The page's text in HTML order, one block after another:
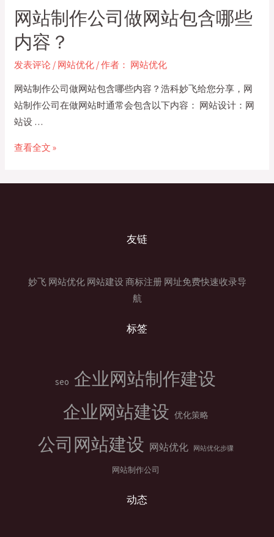
原
则
有
什
站
制
作
需
要
多
少
网站制作公司做网站包含哪些
内容？
发表评论 / 网站优化 / 作者： 网站优化
网站制作公司做网站包含哪些内容？浩科妙飞给您分享，网
站制作公司在做网站时通常会包含以下内容： 网站设计：网
站设 …
网
查看全文 »
友链
妙飞 网站优化 网站建设 商标注册 网址免费快速收录导
航
标签
seo 企业网站制作建设
企业网站建设 优化策略
公司网站建设 网站优化 网站优化步骤
网站制作公司
动态